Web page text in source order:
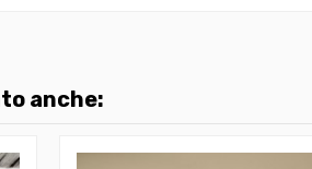
anche: